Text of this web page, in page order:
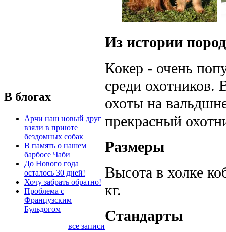
В блогах
Арчи наш новый друг
взяли в приюте
бездомных собак
В память о нашем
барбосе Чаби
До Нового года
осталось 30 дней!
Хочу забрать обратно!
Проблема с
Французским
Бульдогом
все записи
Из истории
Кокер - очень
среди охотников.
охоты на
прекрасный
Размеры
Высота в холке
кг.
Стандарты